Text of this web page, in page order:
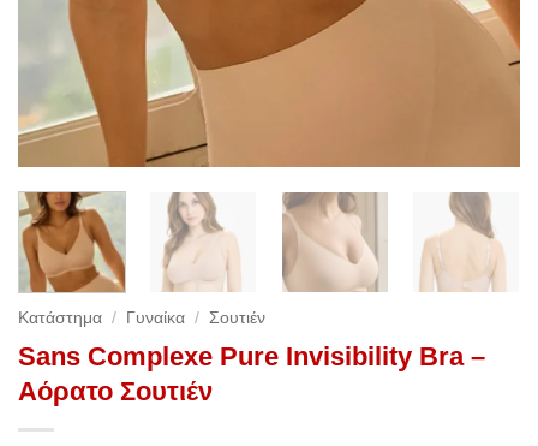
Κατάστημα / Γυναίκα / Σουτιέν
Sans Complexe Pure Invisibility Bra –
Αόρατο Σουτιέν